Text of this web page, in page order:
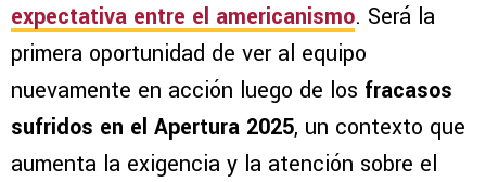
expectativa entre el americanismo. Será la
primera oportunidad de ver al equipo
nuevamente en acción luego de los fracasos
sufridos en el Apertura 2025, un contexto que
aumenta la exigencia y la atención sobre el